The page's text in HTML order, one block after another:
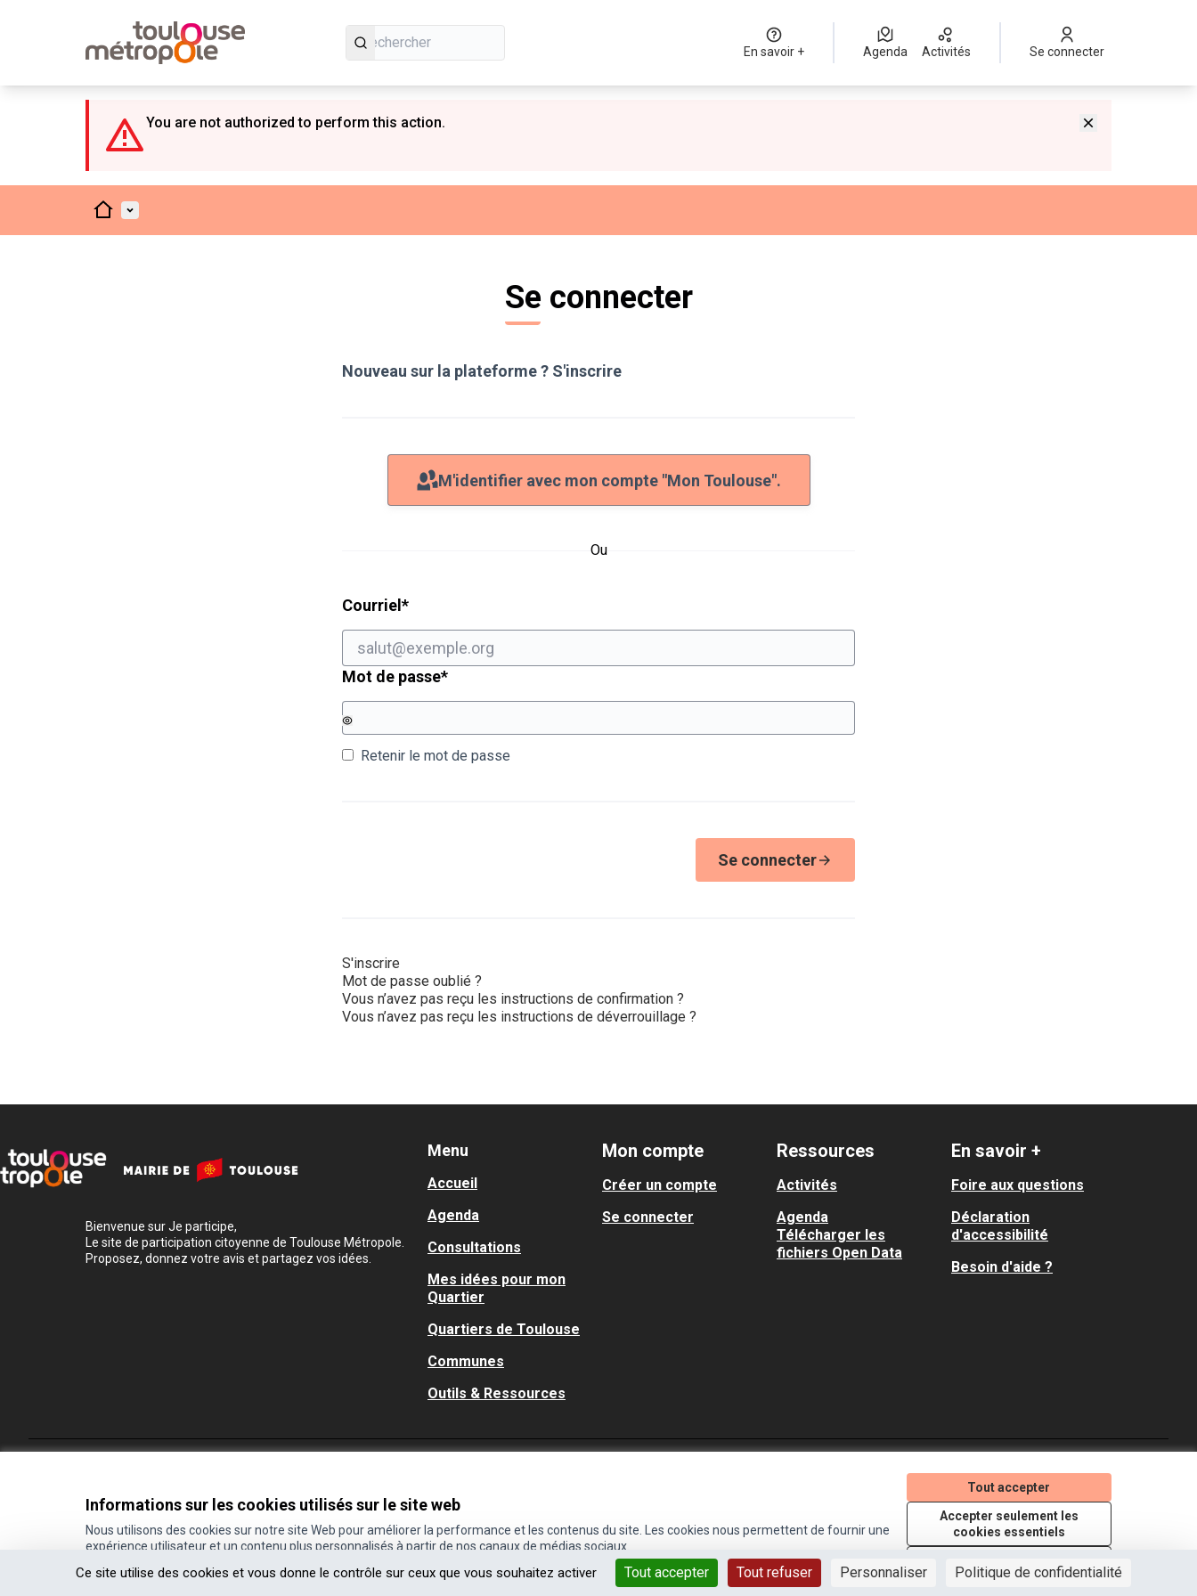
Ce site utilise des cookies et vous donne le contrôle sur ceux que vous souhaitez activer Tout accepter Tout refuser Personnaliser Politique de confidentialité
Informations sur les cookies utilisés sur le site web
Nous utilisons des cookies sur notre site Web pour améliorer la performance et les contenus du site. Les cookies nous permettent de fournir une
expérience utilisateur et un contenu plus personnalisés à partir de nos canaux de médias sociaux.
Tout accepter
Accepter seulement les
cookies essentiels
En savoir + Agenda Activités Se connecter
You are not authorized to perform this action.
AccueilMenu principal
Se connecter
Nouveau sur la plateforme ? S'inscrire
M'identifier avec mon compte "Mon Toulouse".
Ou
Courriel *Champ obligatoire
Mot de passe*Champ obligatoire
Retenir le mot de passe
Se connecter
S'inscrire
Mot de passe oublié ?
Vous n’avez pas reçu les instructions de confirmation ?
Vous n’avez pas reçu les instructions de déverrouillage ?
Bienvenue sur Je participe,
Le site de participation citoyenne de Toulouse Métropole.
Proposez, donnez votre avis et partagez vos idées.
Menu
Accueil
Agenda
Consultations
Mes idées pour mon
Quartier
Quartiers de Toulouse
Communes
Outils & Ressources
Mon compte
Créer un compte
Se connecter
Ressources
Activités
Agenda
Télécharger les
fichiers Open Data
En savoir +
Foire aux questions
Déclaration
d'accessibilité
Besoin d'aide ?
(Lien externe)
(Lien externe)
(Lien externe)
(Lien externe)
Site réalisé grâce aulogiciel libre Decidim
(Lien externe)
.
Licence Creative
(Lien externe)